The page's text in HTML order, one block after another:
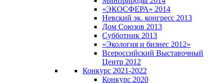
«ЭКОСФЕРА» 2014
Невский эк. конгресс 2013
Дом Союзов 2013
Субботник 2013
«Экология и бизнес 2012»
Всероссийский Выставочный
Центр 2012
Конкурс 2021-2022
Конкурс 2020